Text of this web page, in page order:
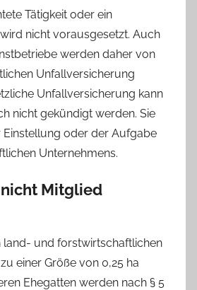
Tätigkeit oder ein
nicht vorausgesetzt. Auch
werden daher von
Unfallversicherung
Unfallversicherung kann
nicht gekündigt werden. Sie
oder der Aufgabe
Unternehmens.
nicht Mitglied
land- und forstwirtschaftlichen
einer Größe von 0,25 ha
Ehegatten werden nach § 5